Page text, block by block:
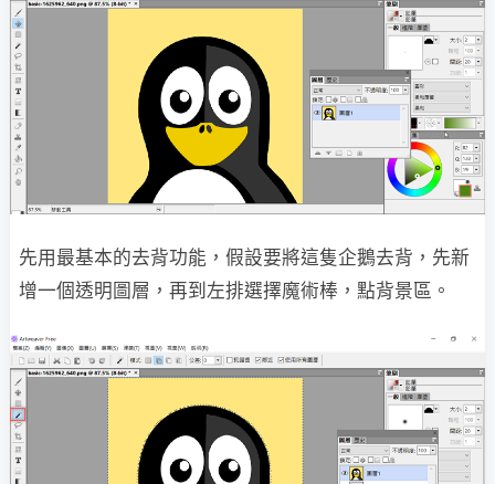
先用最基本的去背功能，假設要將這隻企鵝去背，先新
增一個透明圖層，再到左排選擇魔術棒，點背景區。